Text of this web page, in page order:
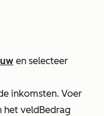
en selecteer
inkomsten. Voer
het veldBedrag